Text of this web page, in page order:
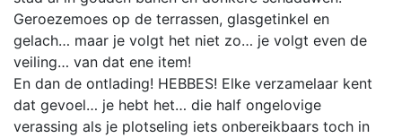
Geroezemoes op de terrassen, glasgetinkel en
gelach… maar je volgt het niet zo… je volgt even de
veiling… van dat ene item!
En dan de ontlading! HEBBES! Elke verzamelaar kent
dat gevoel… je hebt het… die half ongelovige
verassing als je plotseling iets onbereikbaars toch in